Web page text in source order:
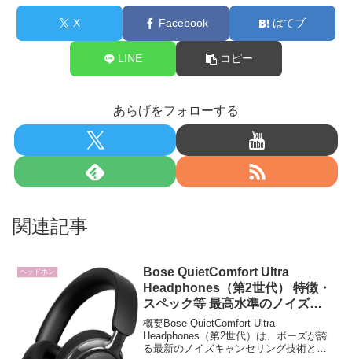
X Facebook はてブ
LINE コピー
あらげをフォローする
関連記事
ヘッドホン
Bose QuietComfort Ultra
Headphones（第2世代） 特徴・
スペック等 最高水準のノイズキ
ャンセリング技術を搭載した完全
ワイヤレスヘッドホン 第1世代と
の違いを比較
概要Bose QuietComfort Ultra
Headphones（第2世代）は、ボーズが誇
る最新のノイズキャンセリング技術と空